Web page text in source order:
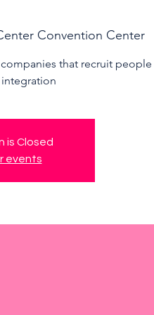
Convention Center
that recruit
is Closed
events